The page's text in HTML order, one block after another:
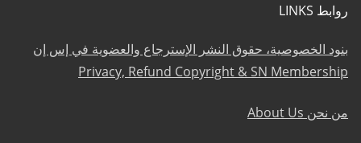
روابط LINKS
بنود الخصوصية، حقوق النشر الإسترجاع والعضوية في إس إن
Privacy, Refund Copyright & SN Membership
من نحن About Us